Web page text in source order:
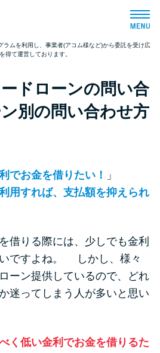
ージ
テンツ
ずに借りたい方向け
不安な方向け
ンツ
ローンQ&A
ムを利用し、事業者(アコム様など)から委託を受け広
得て運営しております。
ドローンの問い合
別の問い合わせ方
でお金を借りたい！
」
用すれば、支払額を抑えられ
借りる際には、少しでも金利
ですよね。 しかし、様々
ーン提供しているので、どれ
迷ってしまう人が多いと思い
く低い金利でお金を借りるた